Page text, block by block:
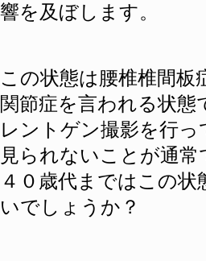
響を及ぼします。
この状態は腰椎椎間板
関節症を言われる状態
レントゲン撮影を行っ
見られないことが通常
４０歳代まではこの状
いでしょうか？